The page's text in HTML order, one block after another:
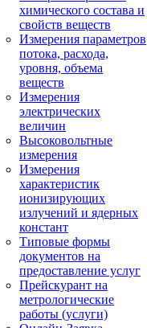
химического состава и
свойств веществ
Измерения параметров
потока, расхода,
уровня, объема
веществ
Измерения
электрических
величин
Высоковольтные
измерения
Измерения
характеристик
ионизирующих
излучений и ядерных
констант
Типовые формы
документов на
предоставление услуг
Прейскурант на
метрологические
работы (услуги)